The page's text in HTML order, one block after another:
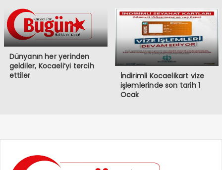
Dünyanın her yerinden
geldiler, Kocaeli’yi tercih
ettiler
İndirimli Kocaelikart vize
işlemlerinde son tarih 1
Ocak